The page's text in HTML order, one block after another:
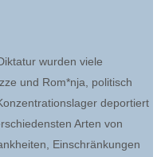
wurden viele
und Rom*nja, politisch
deportiert
Arten von
Einschränkungen